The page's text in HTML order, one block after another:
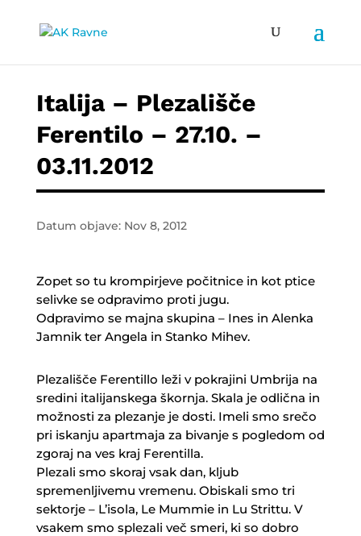
Italija – Plezališče
Ferentilo – 27.10. –
03.11.2012
Datum objave: Nov 8, 2012
Zopet so tu krompirjeve počitnice in kot ptice
selivke se odpravimo proti jugu.
Odpravimo se majna skupina – Ines in Alenka
Jamnik ter Angela in Stanko Mihev.
Plezališče Ferentillo leži v pokrajini Umbrija na
sredini italijanskega škornja. Skala je odlična in
možnosti za plezanje je dosti. Imeli smo srečo
pri iskanju apartmaja za bivanje s pogledom od
zgoraj na ves kraj Ferentilla.
Plezali smo skoraj vsak dan, kljub
spremenljivemu vremenu. Obiskali smo tri
sektorje – L’isola, Le Mummie in Lu Strittu. V
vsakem smo splezali več smeri, ki so dobro